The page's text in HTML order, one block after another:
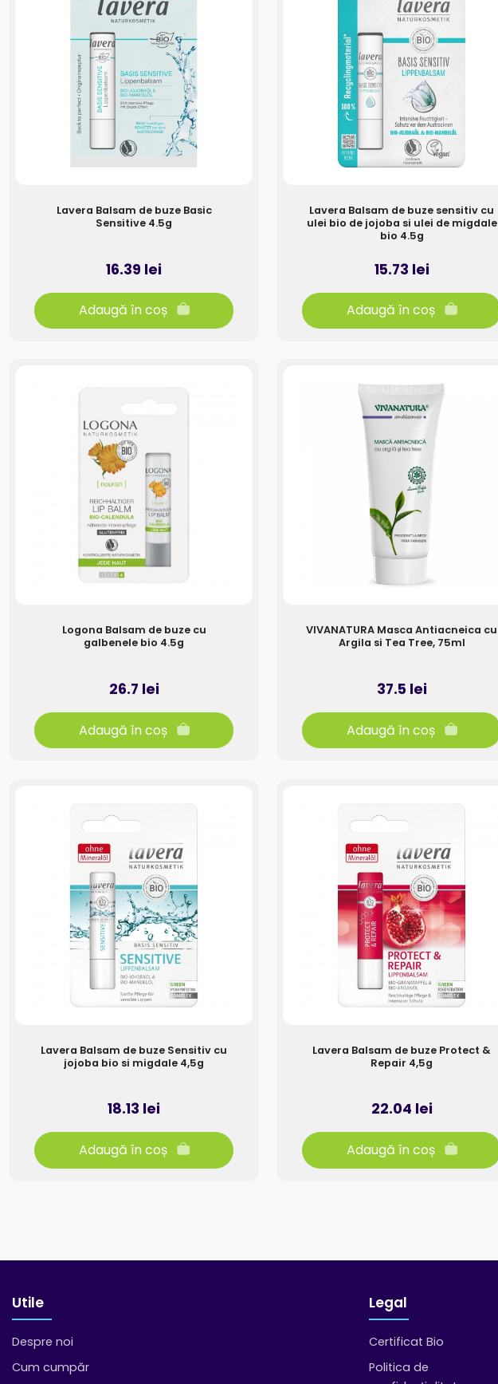
Lavera Balsam de buze Basic
Sensitive 4.5g
16.39 lei
Adaugă în coș
Lavera Balsam de buze sensitiv cu
ulei bio de jojoba si ulei de migdale
bio 4.5g
15.73 lei
Adaugă în coș
Logona Balsam de buze cu
galbenele bio 4.5g
26.7 lei
Adaugă în coș
VIVANATURA Masca Antiacneica cu
Argila si Tea Tree, 75ml
37.5 lei
Adaugă în coș
Lavera Balsam de buze Sensitiv cu
jojoba bio si migdale 4,5g
18.13 lei
Adaugă în coș
Lavera Balsam de buze Protect &
Repair 4,5g
22.04 lei
Adaugă în coș
Utile
Despre noi
Cum cumpăr
Legal
Certificat Bio
Politica de